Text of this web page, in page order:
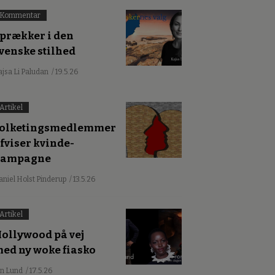
Kommentar
i den
stilhed
Li Paludan / 19.5.26
Artikel
kvinde-
Holst Pinderup / 13.5.26
Artikel
på vej
ny woke fiasko
Lund / 17.5.26